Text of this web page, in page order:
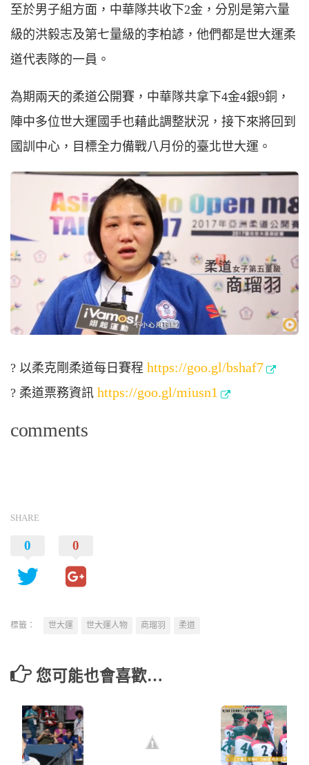
至於男子組方面，中華隊共收下2金，分別是第六量
級的洪毅志及第七量級的李柏諺，他們都是世大運柔
道代表隊的一員。
為期兩天的柔道公開賽，中華隊共拿下4金4銀9銅，
陣中多位世大運國手也藉此調整狀況，接下來將回到
國訓中心，目標全力備戰八月份的臺北世大運。
? 以柔克剛柔道每日賽程 https://goo.gl/bshaf7
? 柔道票務資訊 https://goo.gl/miusn1
comments
SHARE
0 0
標籤： 世大運 世大運人物 商瑠羽 柔道
您可能也會喜歡…